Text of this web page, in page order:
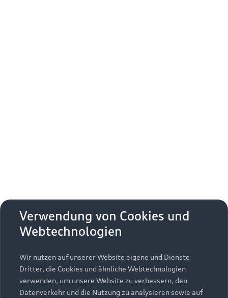
Zurück nach oben
Modelle
Alle Modelle
Modelle vergleichen
Kaufen & leasen
Neuwagensuche
Service & Zubehör
Verwendung von Cookies und
Webtechnologien
Wir nutzen auf unserer Website eigene und Dienste
Dritter, die Cookies und ähnliche Webtechnologien
verwenden, um unsere Website zu verbessern, den
Datenverkehr und die Nutzung zu analysieren sowie auf